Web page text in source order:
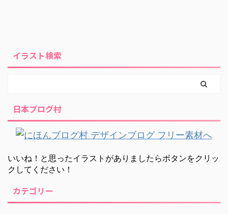
イラスト検索
日本ブログ村
いいね！と思ったイラストがありましたらボタンをクリッ
クしてください！
カテゴリー